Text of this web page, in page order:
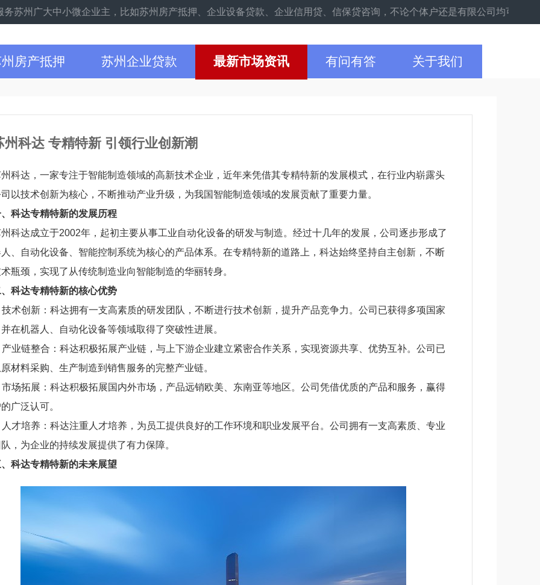
广大中小微企业主，比如苏州房产抵押、企业设备贷款、企业信用贷、信保贷咨询，不论个体户还是有限公司均可。本站
房产抵押 苏州企业贷款 最新市场资讯 有问有答 关于我们
州科达 专精特新 引领行业创新潮
科达，一家专注于智能制造领域的高新技术企业，近年来凭借其专精特新的发展模式，在行业内崭露头
以技术创新为核心，不断推动产业升级，为我国智能制造领域的发展贡献了重要力量。
科达专精特新的发展历程
科达成立于2002年，起初主要从事工业自动化设备的研发与制造。经过十几年的发展，公司逐步形成了
、自动化设备、智能控制系统为核心的产品体系。在专精特新的道路上，科达始终坚持自主创新，不断
瓶颈，实现了从传统制造业向智能制造的华丽转身。
科达专精特新的核心优势
技术创新：科达拥有一支高素质的研发团队，不断进行技术创新，提升产品竞争力。公司已获得多项国家
在机器人、自动化设备等领域取得了突破性进展。
产业链整合：科达积极拓展产业链，与上下游企业建立紧密合作关系，实现资源共享、优势互补。公司已
材料采购、生产制造到销售服务的完整产业链。
市场拓展：科达积极拓展国内外市场，产品远销欧美、东南亚等地区。公司凭借优质的产品和服务，赢得
广泛认可。
人才培养：科达注重人才培养，为员工提供良好的工作环境和职业发展平台。公司拥有一支高素质、专业
，为企业的持续发展提供了有力保障。
科达专精特新的未来展望